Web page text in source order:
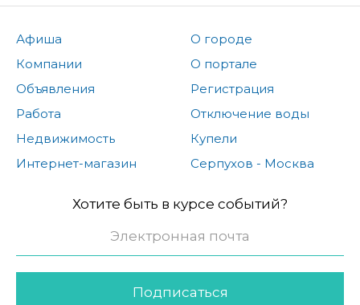
Афиша
Компании
Объявления
Работа
Недвижимость
Интернет-магазин
О городе
О портале
Регистрация
Отключение воды
Купели
Серпухов - Москва
Хотите быть в курсе событий?
Подписаться